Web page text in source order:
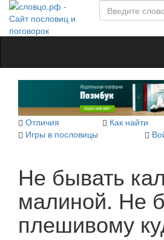
Отличия Как найти
Игры в пословицы
Не бывать
малиной. Не
плешивому